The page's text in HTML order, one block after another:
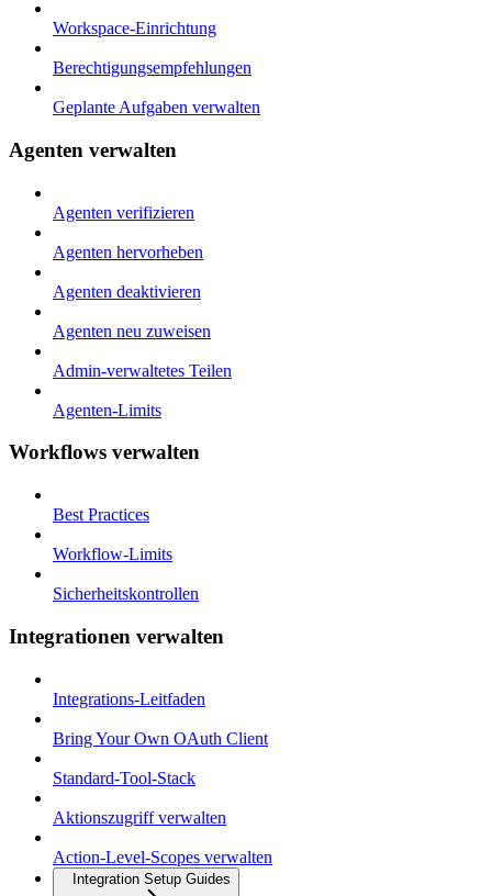
Workspace-Einrichtung
Berechtigungsempfehlungen
Geplante Aufgaben verwalten
Agenten verwalten
Agenten verifizieren
Agenten hervorheben
Agenten deaktivieren
Agenten neu zuweisen
Admin-verwaltetes Teilen
Agenten-Limits
Workflows verwalten
Best Practices
Workflow-Limits
Sicherheitskontrollen
Integrationen verwalten
Integrations-Leitfaden
Bring Your Own OAuth Client
Standard-Tool-Stack
Aktionszugriff verwalten
Action-Level-Scopes verwalten
Integration Setup Guides